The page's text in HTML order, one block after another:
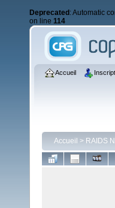
Deprecated : Automatic
on line 114
Accueil
Accueil > RAIDS